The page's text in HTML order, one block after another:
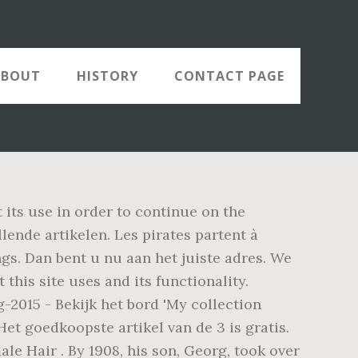
HISTORY CONTACT PAGE
its use in order to continue on the
artikelen. Les pirates partent à
Dan bent u nu aan het juiste adres. We
this site uses and its functionality.
2015 - Bekijk het bord 'My collection
goedkoopste artikel van de 3 is gratis.
Hair . By 1908, his son, Georg, took over